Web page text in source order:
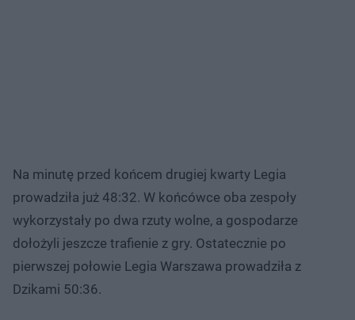
Na minutę przed końcem drugiej kwarty Legia
prowadziła już 48:32. W końcówce oba zespoły
wykorzystały po dwa rzuty wolne, a gospodarze
dołożyli jeszcze trafienie z gry. Ostatecznie po
pierwszej połowie Legia Warszawa prowadziła z
Dzikami 50:36.